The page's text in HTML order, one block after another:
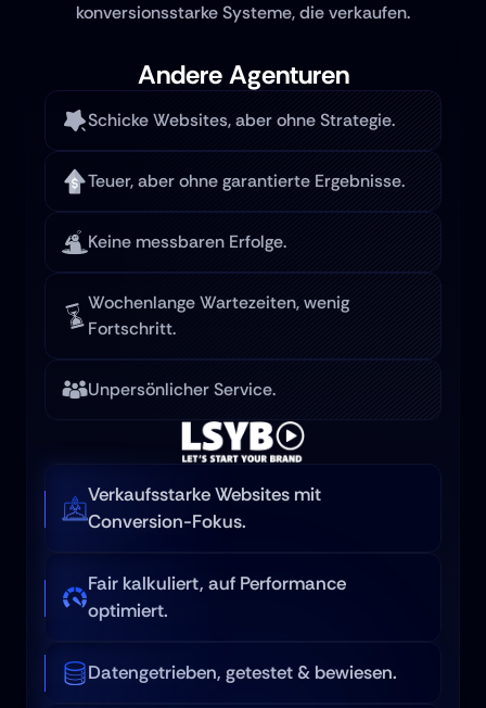
konversionsstarke Systeme, die verkaufen.
Andere Agenturen
Schicke Websites, aber ohne Strategie.
Teuer, aber ohne garantierte Ergebnisse.
Keine messbaren Erfolge.
Wochenlange Wartezeiten, wenig
Fortschritt.
Unpersönlicher Service.
Verkaufsstarke Websites mit
Conversion-Fokus.
Fair kalkuliert, auf Performance
optimiert.
Datengetrieben, getestet & bewiesen.